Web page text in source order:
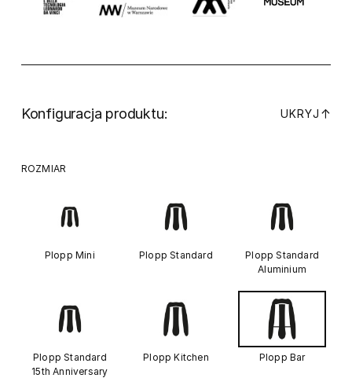
Konfiguracja produktu: UKRYJ ↓
ROZMIAR
Plopp Mini Plopp Standard
Plopp Standard
Aluminium
Plopp Standard
15th Anniversary
Plopp Kitchen Plopp Bar